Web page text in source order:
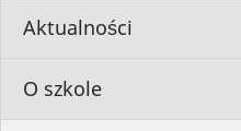
Aktualności
O szkole